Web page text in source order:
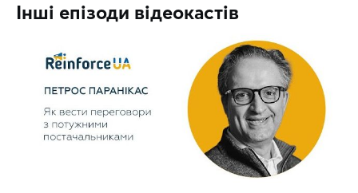
Інші епізоди відеокастів